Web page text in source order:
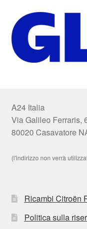
A24 Italia
Via Galileo Ferraris,
80020 Casavatore
(l'indirizzo non verrà
Ricambi Citroën
Politica sulla